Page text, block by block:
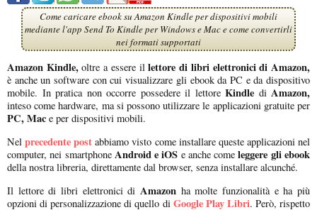
Come caricare ebook su Amazon Kindle per dispositivi mobili
mediante l'app Send To Kindle per Windows e Mac e come convertirli
nei formati supportati
Amazon Kindle,oltre a essere illettore di libri elettronici di Amazon,
è anche un software con cui visualizzare gli ebook da PC e da dispositivo
mobile. In pratica non occorre possedere il lettore Kindle di Amazon,
inteso come hardware, ma si possono utilizzare le applicazioni gratuite per
PC, Mac e per dispositivi mobili.
Nel precedente post abbiamo visto come installare queste applicazioni nel
computer, nei smartphone Android e iOS e anche comeleggere gli ebook
della nostra libreria, direttamente dal browser, senza installare alcunché.
Il lettore di libri elettronici di Amazon ha molte funzionalità e ha più
opzioni di personalizzazione di quello di Google Play Libri. Però, rispetto